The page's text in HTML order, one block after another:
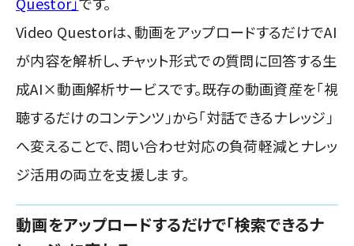
Video Questorは、動画をアップロードするだけでAI
が内容を解析し、チャット形式での質問に回答する生
成AI×動画解析サービスです。既存の動画資産を「視
聴するだけのコンテンツ」から「対話できるナレッジ」
へ変えることで、問い合わせ対応の負荷軽減とナレッ
ジ活用の両立を支援します。
動画をアップロードするだけで「検索できるナ